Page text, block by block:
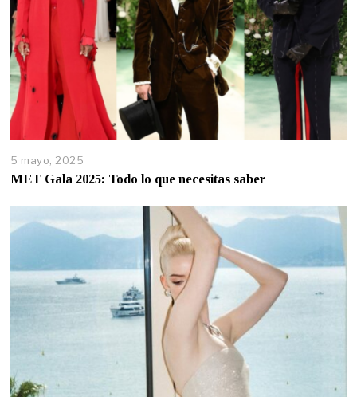
5 mayo, 2025
MET Gala 2025: Todo lo que necesitas saber